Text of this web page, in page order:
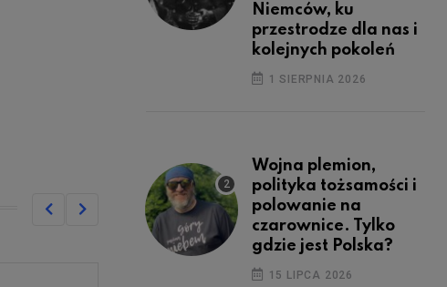
Niemców, ku
przestrodze dla nas i
kolejnych pokoleń
1 SIERPNIA 2026
Wojna plemion,
polityka tożsamości i
polowanie na
czarownice. Tylko
gdzie jest Polska?
15 LIPCA 2026